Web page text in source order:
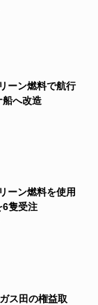
ーン燃料で航行
船へ改造
ーン燃料を使用
6隻受注
ス田の権益取